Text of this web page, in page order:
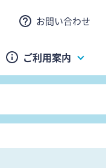
お問い合わせ
ご利用案内